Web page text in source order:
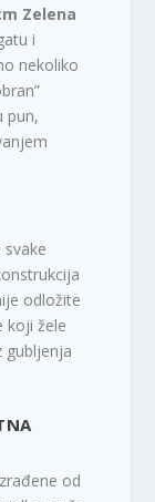
Zelena
i
nekoliko
pun,
odložite
koji žele
gubljenja
od